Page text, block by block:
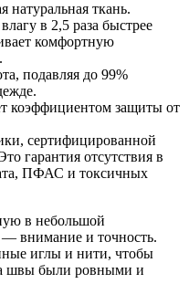
натуральная ткань.
в 2,5 раза быстрее
комфортную
подавляя до 99%
коэффициентом защиты от
сертифицированной
гарантия отсутствия в
ПФАС и токсичных
в небольшой
— внимание и точность.
иглы и нити, чтобы
а швы были ровными и